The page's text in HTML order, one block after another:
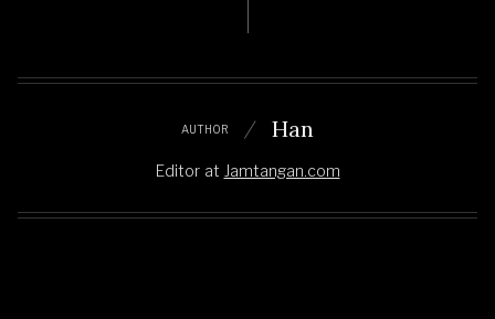
AUTHOR Han
Editor at Jamtangan.com